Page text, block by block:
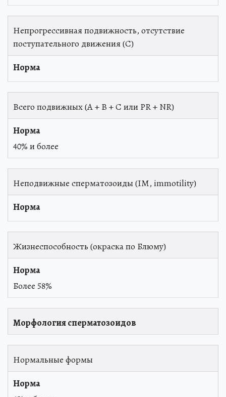
Непрогрессивная подвижность, отсутствие
поступательного движения (С)
Всего подвижных (А + В + С или PR + NR)
40% и более
Неподвижные сперматозоиды (IM, immotility)
Жизнеспособность (окраска по Блюму)
Более 58%
Морфология сперматозоидов
Нормальные формы